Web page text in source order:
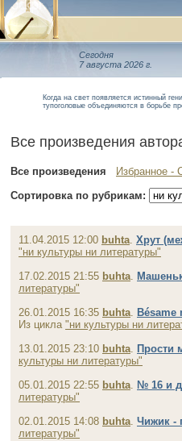
Сегодня
7 августа 2026 г.
Когда на свет появляется истинный
тупоголовые объединяются в борьбе
Все произведения
Все произведения
Избранное -
Сортировка по рубрикам:
11.04.2015 12:00 buhta. Хрут
"ни культуры ни литературы"
17.02.2015 21:55 buhta.
литературы"
26.01.2015 16:35 buhta. Bésame
Из цикла "ни культуры ни
13.01.2015 23:10 buhta. Прости
культуры ни литературы"
05.01.2015 22:55 buhta. № 16 и
литературы"
02.01.2015 14:08 buhta. Чижик -
литературы"